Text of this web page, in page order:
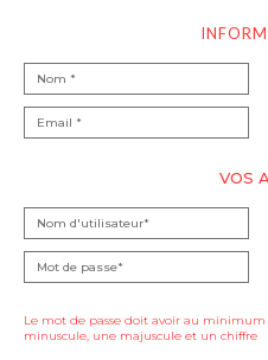
VOS
Le mot de passe doit avoir au
minuscule, une majuscule et un chiffre